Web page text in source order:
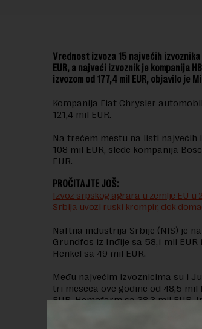
Vrednost izvoza 15 najvećih
EUR, a najveći izvoznik je kompanija
izvozom od 177,4 mil EUR, objavilo je
Kompanija Fiat Chrysler
121,4 mil EUR.
Na trećem mestu na listi
108 mil EUR, slede kompanija
EUR.
PROČITAJTE JOŠ:
Izvoz srpskog agrara u zemlje EU u
Srbija uvozi ruski krompir, dok
Naftna industrija Srbije (NIS) je
Grundfos iz Inđije sa 58,1 mil
Henkel sa 49 mil EUR.
Među najvećim izvoznicima su i
tri meseca ove godine od 48,5 mil
EUR, Hemofarm sa 38,3 mil EUR,
Mobility servis iz Novog Sada sa